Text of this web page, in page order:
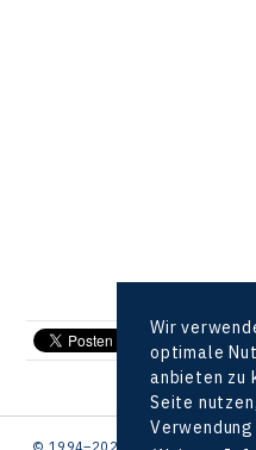
Wir
optimale
anbieten zu
Seite